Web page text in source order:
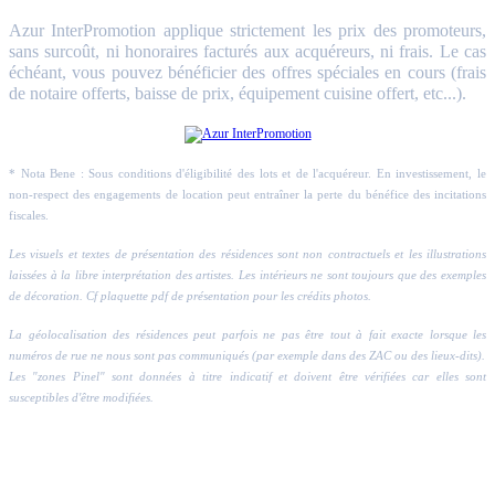
Azur InterPromotion applique strictement les prix des promoteurs,
sans surcoût, ni honoraires facturés aux acquéreurs, ni frais. Le cas
échéant, vous pouvez bénéficier des offres spéciales en cours (frais
de notaire offerts, baisse de prix, équipement cuisine offert, etc...).
* Nota Bene : Sous conditions d'éligibilité des lots et de l'acquéreur. En investissement, le
non-respect des engagements de location peut entraîner la perte du bénéfice des incitations
fiscales.
Les visuels et textes de présentation des résidences sont non contractuels et les illustrations
laissées à la libre interprétation des artistes. Les intérieurs ne sont toujours que des exemples
de décoration. Cf plaquette pdf de présentation pour les crédits photos.
La géolocalisation des résidences peut parfois ne pas être tout à fait exacte lorsque les
numéros de rue ne nous sont pas communiqués (par exemple dans des ZAC ou des lieux-dits).
Les "zones Pinel" sont données à titre indicatif et doivent être vérifiées car elles sont
susceptibles d'être modifiées.